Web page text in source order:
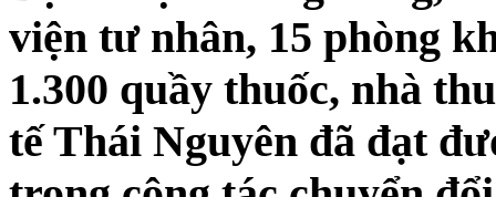
viện tư nhân, 15 phòng
1.300 quầy thuốc, nhà
tế Thái Nguyên đã đạt